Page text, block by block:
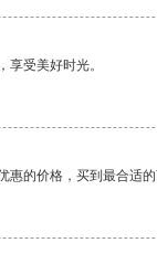
受美好时光。
的价格，买到最合适的